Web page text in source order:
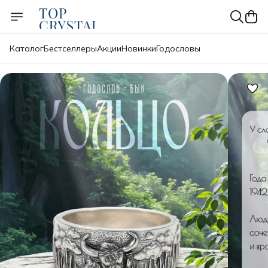
КаталогБестселлерыАкцииНовинкиГодословы